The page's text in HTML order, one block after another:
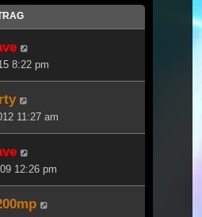
8:22 pm
11:27 am
12:26 pm